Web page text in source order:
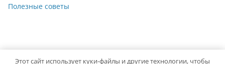
Полезные советы
Этот сайт использует куки-файлы и другие технологии, чтобы